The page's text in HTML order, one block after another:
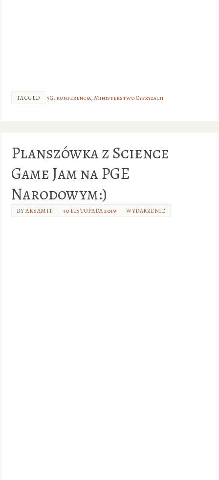
TAGGED 5G, konferencja,Ministerstwo Cyfryzacji
Planszówka z Science
Game Jam na PGE
Narodowym:)
BYAKSAMIT 30 LISTOPADA 2019 WYDARZENIE